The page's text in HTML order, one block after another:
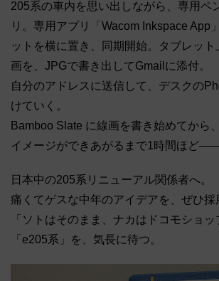
205系の車内を思い出しながら、専用ペ
リ。専用アプリ「Wacom Inkspace App
ットを横に置き、同期開始。タブレッ
画を、JPGで書き出してGmailに添付。
自分のアドレスに送信して、デスクの
けていく。
Bamboo Slate に線画を書き始めてから
イメージができあがるまで1時間ほど
日本中の205系リニューアル関係者へ。
痛くてゲスな中年のアイデアを、ぜひ採
「ソトはそのまま、ナカはドコモショ
「e205系」を、気長に待つ。